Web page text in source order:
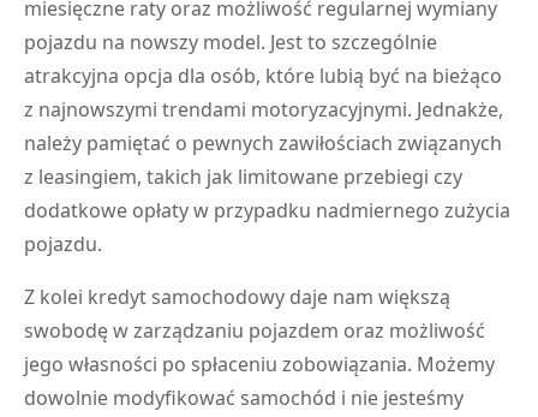
miesięczne raty oraz możliwość regularnej wymiany
pojazdu na nowszy model. Jest to szczególnie
atrakcyjna opcja dla osób, które lubią być na bieżąco
z najnowszymi trendami motoryzacyjnymi. Jednakże,
należy pamiętać o pewnych zawiłościach związanych
z leasingiem, takich jak limitowane przebiegi czy
dodatkowe opłaty w przypadku nadmiernego zużycia
pojazdu.
Z kolei kredyt samochodowy daje nam większą
swobodę w zarządzaniu pojazdem oraz możliwość
jego własności po spłaceniu zobowiązania. Możemy
dowolnie modyfikować samochód i nie jesteśmy